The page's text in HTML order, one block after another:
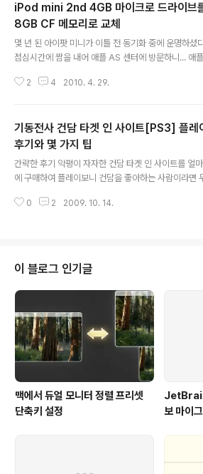
iPod mini 2nd 4GB 마이크로 드라이브
8GB CF 메모리로 교체
몇 년 된 아이팟 미니가 이틀 전 동기화 중에 운명하셨
점심시간에 짬을 내어 애플 AS 센터에 방문하니... 애
팟의 하드가 수명을 다하여 운명했으니 수리비가 좀 나오
봤더니 자기들은 분해하지도 않고 할 줄도 모른다고 하
던데. 흠... 어쨌든 인터넷을 좀 둘러보니 하드가 운명했
때 CF 메모리로 교체해서 잘 쓴다는 사람들이 있기에
해보기로 했다. 참고한 아이팟 분해 동영상이다. 이 수술
내가 집도한다. (닥터K 다시 보고 싶군...) 준비물은 아이
새롭게 이식할 8G CF 메모리, 일자 드라이버 위와 ..
2 4 2010. 4. 29.
기동전사 건담 타겟 인 사이트[PS3] 플레
후기와 몇 가지 팁
간략한 후기 악평이 자자한 건담 타겟 인 사이트를 얼
에 구매하여 플레이보니 건담을 좋아하는 사람이라면
는데 아무런 지장이 없었기 때문에 그 말에 전적으로 동
하며 그래픽은 지금까지 보았던 건담 게임 중에서 최고
특이할 만한 것은 부분 파괴 시스템인데 매우 재밌는 시
템이다. 한 예로 우측 손이 파괴되어 주 무기가 사라지면
손의 방패를 버리면서 방어를 포기하고 총이나 빔 샤벨을
사용할 수 있다. 몇 가지 팁 재미를 위해서 자세한 내용은
적지 않았다. 게임을 플레이할 때..
0 2 2009. 10. 14.
이 블로그 인기글
맥에서 듀얼 모니터 정렬 프리셋
단축키 설정
보 마이